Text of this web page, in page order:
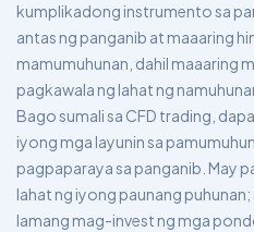
kumplikadong instrumento sa
antas ng panganib at maaaring
mamumuhunan, dahil maaaring
pagkawala ng lahat ng
Bago sumali sa CFD trading,
iyong mga layunin sa
pagpaparaya sa panganib. May
lahat ng iyong paunang
lamang mag-invest ng mga